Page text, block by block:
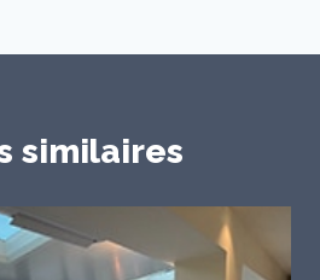
similaires